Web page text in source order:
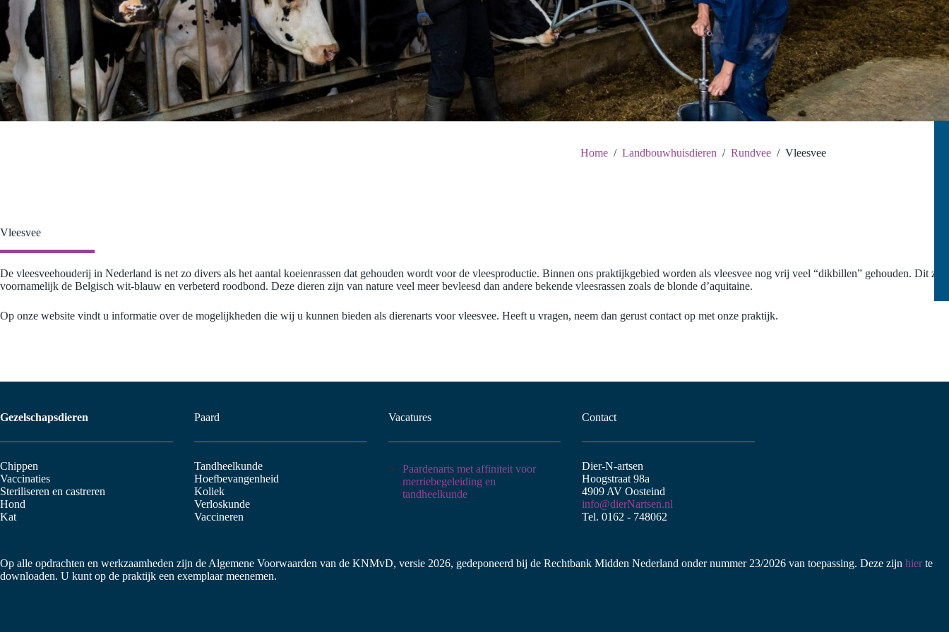
Home / Landbouwhuisdieren / Rundvee / Vleesvee
Vleesvee
De vleesveehouderij in Nederland is net zo divers als het aantal koeienrassen dat gehouden wordt voor de vleesproductie. Binnen ons praktijkgebied worden als vleesvee nog vrij veel “dikbillen” gehouden. Dit zijn
voornamelijk de Belgisch wit-blauw en verbeterd roodbond. Deze dieren zijn van nature veel meer bevleesd dan andere bekende vleesrassen zoals de blonde d’aquitaine.
Op onze website vindt u informatie over de mogelijkheden die wij u kunnen bieden als dierenarts voor vleesvee. Heeft u vragen, neem dan gerust contact op met onze praktijk.
Gezelschapsdieren
Chippen
Vaccinaties
Steriliseren en castreren
Hond
Kat
Paard
Tandheelkunde
Hoefbevangenheid
Koliek
Verloskunde
Vaccineren
Vacatures
Paardenarts met affiniteit voor
merriebegeleiding en
tandheelkunde
Contact
Dier-N-artsen
Hoogstraat 98a
4909 AV Oosteind
info@dierNartsen.nl
Tel. 0162 - 748062
Op alle opdrachten en werkzaamheden zijn de Algemene Voorwaarden van de KNMvD, versie 2026, gedeponeerd bij de Rechtbank Midden Nederland onder nummer 23/2026 van toepassing. Deze zijn hierte
downloaden. U kunt op de praktijk een exemplaar meenemen.